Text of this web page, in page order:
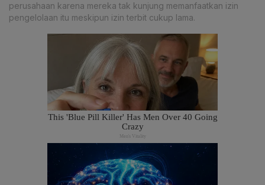
perusahaan karena mereka tak kunjung memanfaatkan izin
pengelolaan itu meskipun izin terbit cukup lama.